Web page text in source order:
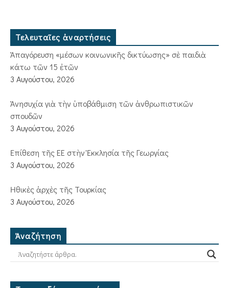
Τελευταῖες ἀναρτήσεις
Ἀπαγόρευση «μέσων κοινωνικῆς δικτύωσης» σὲ παιδιὰ
κάτω τῶν 15 ἐτῶν
3 Αυγούστου, 2026
Ἀνησυχία γιὰ τὴν ὑποβάθμιση τῶν ἀνθρωπιστικῶν
σπουδῶν
3 Αυγούστου, 2026
Ἐπίθεση τῆς ΕΕ στὴν Ἐκκλησία τῆς Γεωργίας
3 Αυγούστου, 2026
Ἠθικὲς ἀρχὲς τῆς Τουρκίας
3 Αυγούστου, 2026
Ἀναζήτηση